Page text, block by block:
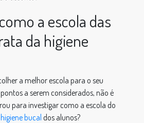
a escola das
da higiene
a melhor escola para o seu
a serem considerados, não é
para investigar como a escola do
higiene bucal dos alunos?